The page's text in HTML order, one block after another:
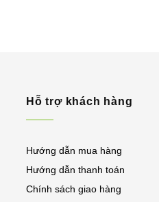
Hỗ trợ khách hàng
Hướng dẫn mua hàng
Hướng dẫn thanh toán
Chính sách giao hàng